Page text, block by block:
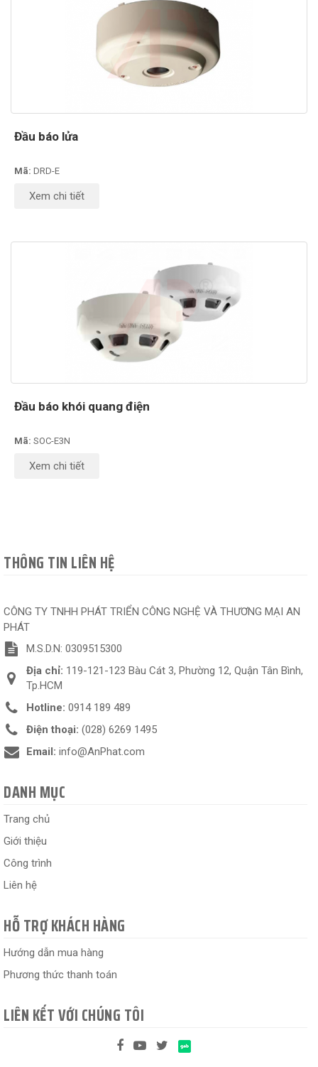
Đầu báo lửa
Mã: DRD-E
Xem chi tiết
Đầu báo khói quang điện
Mã: SOC-E3N
Xem chi tiết
THÔNG TIN LIÊN HỆ
CÔNG TY TNHH PHÁT TRIỂN CÔNG NGHỆ VÀ THƯƠNG MẠI AN
PHÁT
M.S.D.N: 0309515300
Địa chỉ: 119-121-123 Bàu Cát 3, Phường 12, Quận Tân Bình,
Tp.HCM
Hotline: 0914 189 489
Điện thoại: (028) 6269 1495
Email: info@AnPhat.com
DANH MỤC
Trang chủ
Giới thiệu
Công trình
Liên hệ
HỖ TRỢ KHÁCH HÀNG
Hướng dẫn mua hàng
Phương thức thanh toán
LIÊN KẾT VỚI CHÚNG TÔI